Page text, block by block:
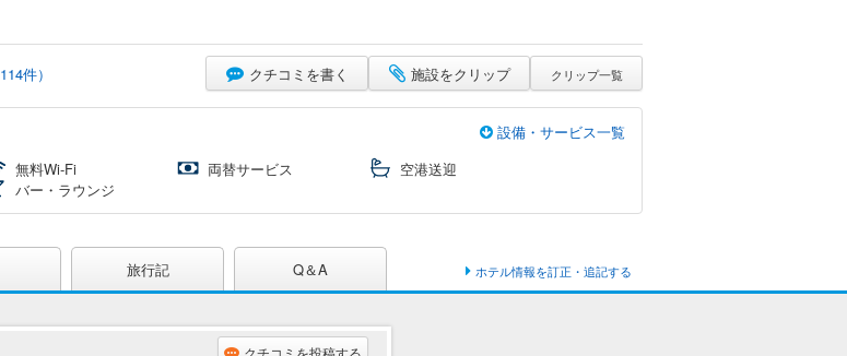
114件） クチコミを書く 施設をクリップ クリップ一覧
設備・サービス一覧
無料Wi-Fi 両替サービス
空港送迎
バー・ラウンジ
旅行記 Q＆A ホテル情報を訂正・追記する
クチコミを投稿する